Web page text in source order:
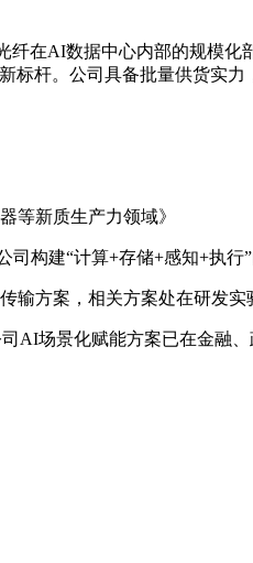
在AI数据中心内部的规模化
杆。公司具备批量供货实
等新质生产力领域》
构建“计算+存储+感知+执行
输方案，相关方案处在研发实
AI场景化赋能方案已在金融、